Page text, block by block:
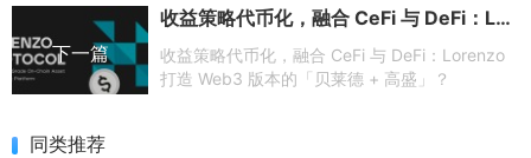
下一篇
收益策略代币化，融合 CeFi 与 DeFi：Lorenzo 打造 Web3 版本的「贝莱德 + 高盛」？
收益策略代币化，融合 CeFi 与 DeFi：Lorenzo
打造 Web3 版本的「贝莱德 + 高盛」？
同类推荐